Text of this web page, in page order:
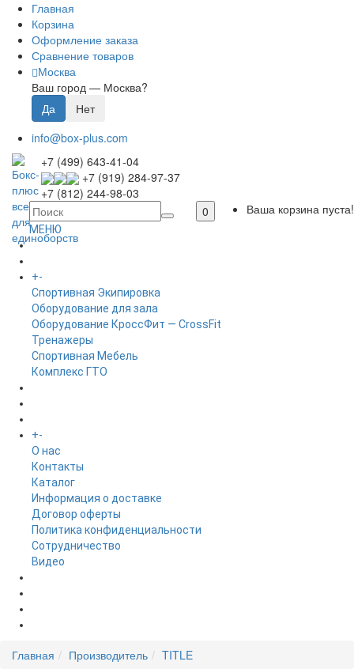
Главная
Корзина
Оформление заказа
Сравнение товаров
Москва
Ваш город — Москва?
info@box-plus.com
+7 (499) 643-41-04
+7 (919) 284-97-37
+7 (812) 244-98-03
0
Ваша корзина пуста!
МЕНЮ
ГЛАВНАЯ
+-
Спортивная Экипировка
Оборудование для зала
Оборудование КроссФит — CrossFit
Тренажеры
Спортивная Мебель
Комплекс ГТО
+-
O нас
Контакты
Каталог
Информация о доставке
Договор оферты
Политика конфиденциальности
Сотрудничество
Видео
Главная Производитель TITLE